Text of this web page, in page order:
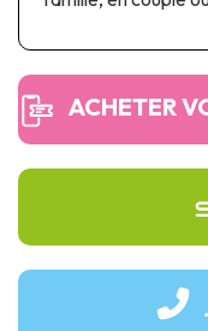
Produits de terroir
UNESCOACHETER